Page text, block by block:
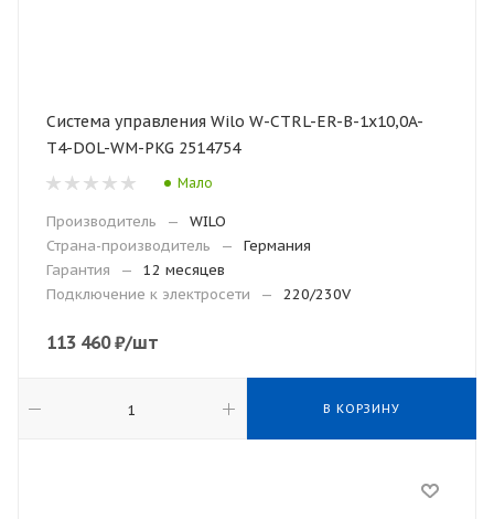
Система управления Wilo W-CTRL-ER-B-1x10,0A-
T4-DOL-WM-PKG 2514754
Мало
Производитель —
WILO
Страна-производитель
—
Германия
Гарантия
—
12 месяцев
Подключение к электросети
— 220/230V
113 460₽/шт
В КОРЗИНУ